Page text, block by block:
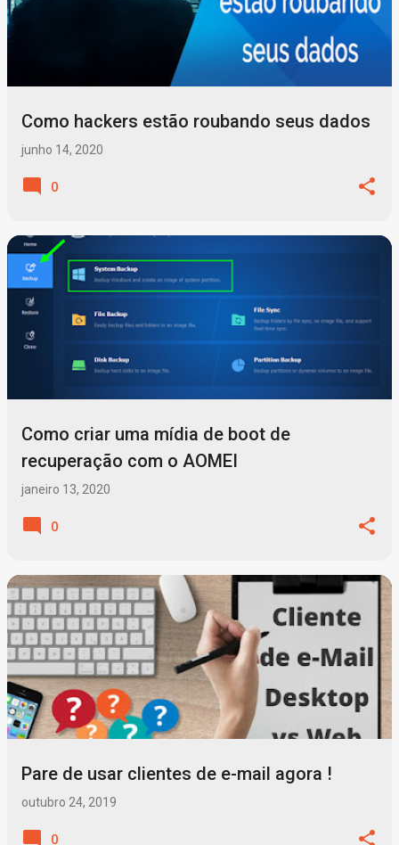
Como hackers estão roubando seus dados
junho 14, 2020
0
Como criar uma mídia de boot de
recuperação com o AOMEI
janeiro 13, 2020
0
Pare de usar clientes de e-mail agora !
outubro 24, 2019
0